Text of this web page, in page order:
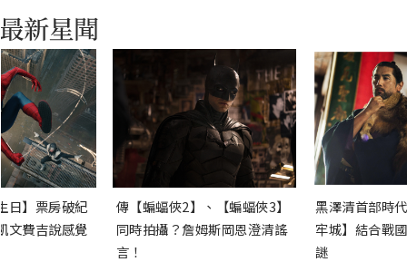
日】票房破紀
文費吉說感覺
傳【蝙蝠俠2】、【蝙蝠俠3】
同時拍攝？詹姆斯岡恩澄清謠
言！
黑澤清首部時
牢城】結合戰
謎